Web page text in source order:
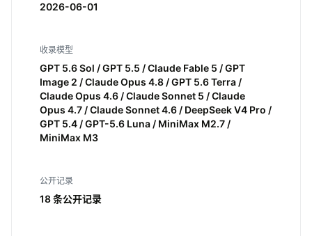
2026-06-01
收录模型
GPT 5.6 Sol / GPT 5.5 / Claude Fable 5 / GPT
Image 2 / Claude Opus 4.8 / GPT 5.6 Terra /
Claude Opus 4.6 / Claude Sonnet 5 / Claude
Opus 4.7 / Claude Sonnet 4.6 / DeepSeek V4 Pro /
GPT 5.4 / GPT-5.6 Luna / MiniMax M2.7 /
MiniMax M3
公开记录
18 条公开记录